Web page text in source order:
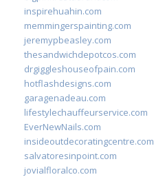
inspirehuahin.com
memmingerspainting.com
jeremypbeasley.com
thesandwichdepotcos.com
drgiggleshouseofpain.com
hotflashdesigns.com
garagenadeau.com
lifestylechauffeurservice.com
EverNewNails.com
insideoutdecoratingcentre.com
salvatoresinpoint.com
jovialfloralco.com